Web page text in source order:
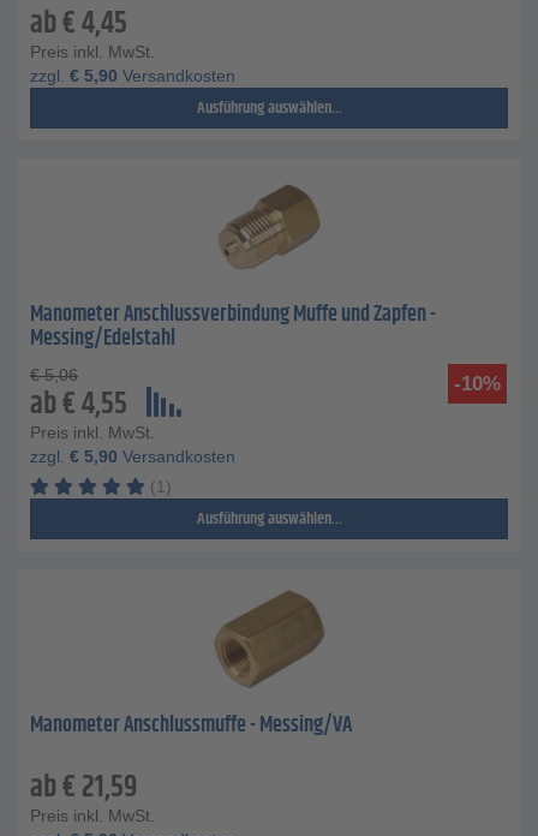
ab€4,45
Preis inkl. MwSt.
zzgl. € 5,90 Versandkosten
Ausführung auswählen...
Manometer Anschlussverbindung Muffe und Zapfen -
Messing/Edelstahl
-10%
€ 5,06
ab€4,55
Preis inkl. MwSt.
zzgl. € 5,90 Versandkosten
(1)
Ausführung auswählen...
Manometer Anschlussmuffe - Messing/VA
ab€21,59
Preis inkl. MwSt.